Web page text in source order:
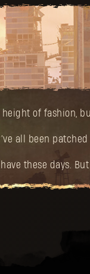
of fashion,
all been
these days.